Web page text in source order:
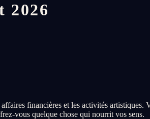
2026
financières et les activités artistiques.
vous quelque chose qui nourrit vos sens.